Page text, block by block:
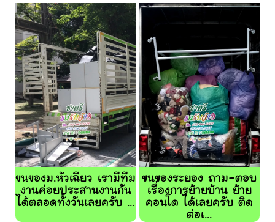
ขนของม.หัวเฉียว เรามีทีม
งานค่อยประสานงานกัน
ได้ตลอดทั้งวันเลยครับ ...
ขนของระยอง ถาม-ตอบ
เรื่องการย้ายบ้าน ย้าย
คอนโด ได้เลยครับ ติด
ต่อเ...